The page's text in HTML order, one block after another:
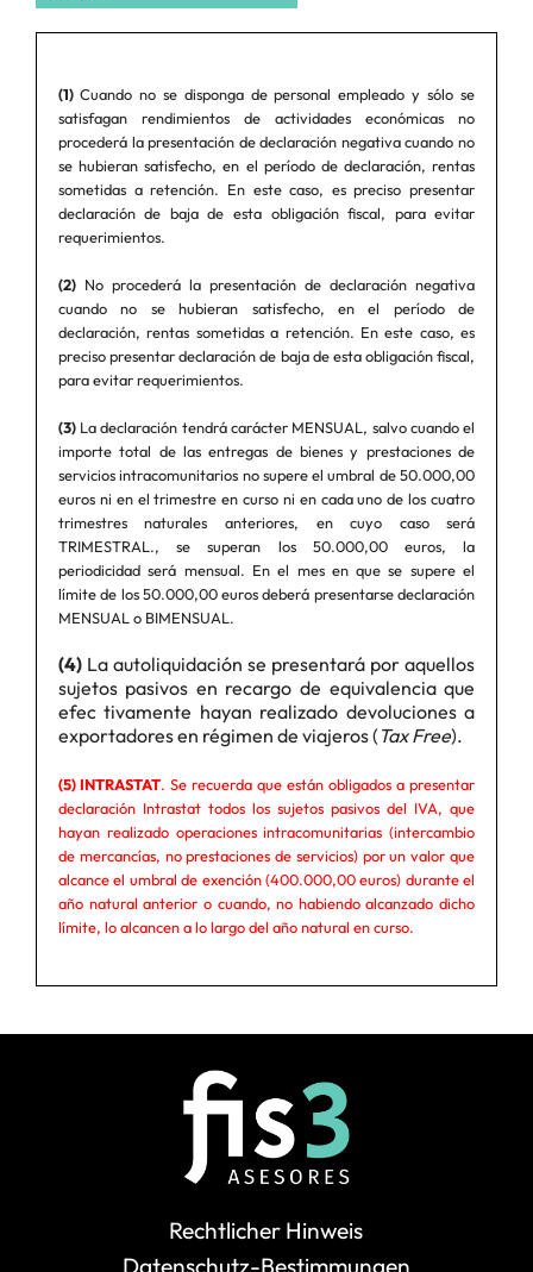
(1) Cuando no se disponga de personal empleado y sólo se
satisfagan rendimientos de actividades económicas no
procederá la presentación de declaración negativa cuando no
se hubieran satisfecho, en el período de declaración, rentas
sometidas a retención. En este caso, es preciso presentar
declaración de baja de esta obligación fiscal, para evitar
requerimientos.
(2)No procederá la presentación de declaración negativa
cuando no se hubieran satisfecho, en el período de
declaración, rentas sometidas a retención. En este caso, es
preciso presentar declaración de baja de esta obligación fiscal,
para evitar requerimientos.
(3)La declaración tendrá carácter MENSUAL, salvo cuando el
importe total de las entregas de bienes y prestaciones de
servicios intracomunitarios no supere el umbral de 50.000,00
euros ni en el trimestre en curso ni en cada uno de los cuatro
trimestres naturales anteriores, en cuyo caso será
TRIMESTRAL., se superan los 50.000,00 euros, la
periodicidad será mensual. En el mes en que se supere el
límite de los 50.000,00 euros deberá presentarse declaración
MENSUAL o BIMENSUAL.
(4)La autoliquidación se presentará por aquellos
sujetos pasivos en recargo de equivalencia que
efec tivamente hayan realizado devoluciones a
exportadores en régimen de viajeros ( Tax Free).
(5) INTRASTAT. Se recuerda que están obligados a presentar
declaración Intrastat todos los sujetos pasivos del IVA, que
hayan realizado operaciones intracomunitarias (intercambio
de mercancías, no prestaciones de servicios) por un valor que
alcance el umbral de exención (400.000,00 euros) durante el
año natural anterior o cuando, no habiendo alcanzado dicho
límite, lo alcancen a lo largo del año natural en curso.
Rechtlicher Hinweis